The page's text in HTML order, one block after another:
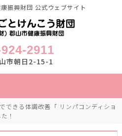
振興財団 公式ウェブサイト
2911
市朝日2-15-1
できる体調改善「 リンパコンディショ
！